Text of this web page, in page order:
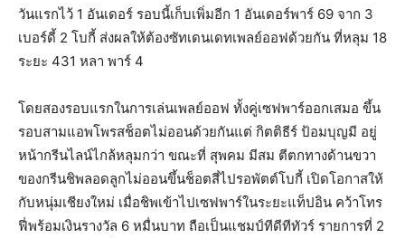
วันแรกไว้ 1 อันเดอร์ รอบนี้เก็บเพิ่มอีก 1 อันเดอร์พาร์ 69 จาก 3
เบอร์ดี้ 2 โบกี้ ส่งผลให้ต้องซัทเดนเดทเพลย์ออฟด้วยกัน ที่หลุม 18
ระยะ 431 หลา พาร์ 4
โดยสองรอบแรกในการเล่นเพลย์ออฟ ทั้งคู่เซฟพาร์ออกเสมอ ขึ้น
รอบสามแอพโพรสช็อตไม่ออนด้วยกันแต่ กิตติธีร์ ป้อมบุญมี อยู่
หน้ากรีนไลน์ไกล้หลุมกว่า ขณะที่ สุพคม มีสม ตีตกทางด้านขวา
ของกรีนชิพลอดลูกไม่ออนขึ้นช็อตสี่ไปรอพัตต์โบกี้ เปิดโอกาสให้
กับหนุ่มเชียงใหม่ เมื่อชิพเข้าไปเซฟพาร์ในระยะแท็ปอิน คว้าโทร
ฟี่พร้อมเงินรางวัล 6 หมื่นบาท ถือเป็นแชมป์ทีดีทีทัวร์ รายการที่ 2